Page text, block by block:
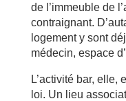
de l’immeuble de
contraignant.
logement y sont
médecin, espace
L’activité bar, elle,
loi. Un lieu